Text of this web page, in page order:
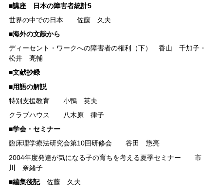
■講座 日本の障害者統計5
世界の中での日本 佐藤 久夫
■海外の文献から
ディーセント・ワークへの障害者の権利（下） 香山 千加子・
松井 亮輔
■文献抄録
■用語の解説
特別支援教育 小鴨 英夫
クラブハウス 八木原 律子
■学会・セミナー
臨床理学療法研究会第10回研修会 谷田 惣亮
2004年度発達が気になる子の育ちを考える夏季セミナー 市
川 奈緒子
■編集後記佐藤 久夫